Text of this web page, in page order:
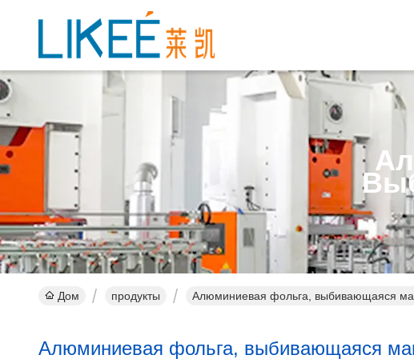
Дом продукты Алюминиевая фольга, выбивающаяся
Алюминиевая фольга, выбивающаяся